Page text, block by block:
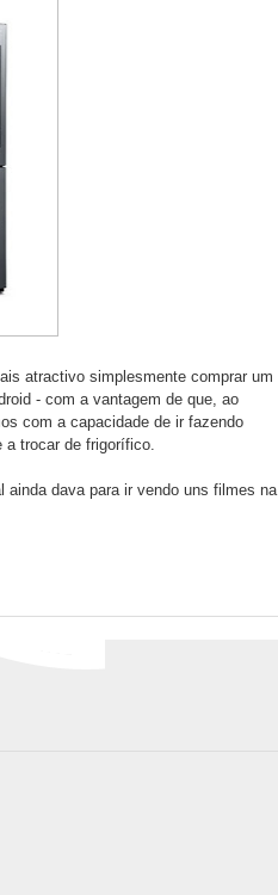
atractivo simplesmente comprar um
- com a vantagem de que, ao
com a capacidade de ir fazendo
a trocar de frigorífico.
dava para ir vendo uns filmes na